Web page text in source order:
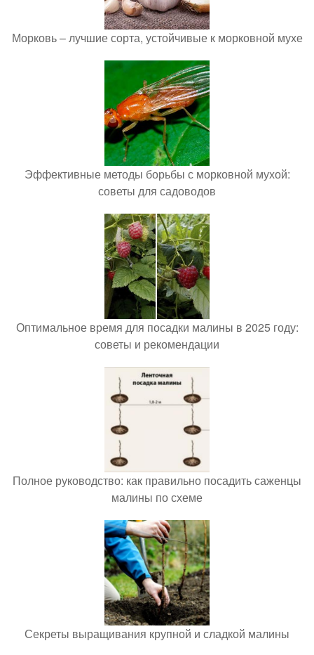
Морковь – лучшие сорта, устойчивые к морковной мухе
Эффективные методы борьбы с морковной мухой:
советы для садоводов
Оптимальное время для посадки малины в 2025 году:
советы и рекомендации
Полное руководство: как правильно посадить саженцы
малины по схеме
Секреты выращивания крупной и сладкой малины